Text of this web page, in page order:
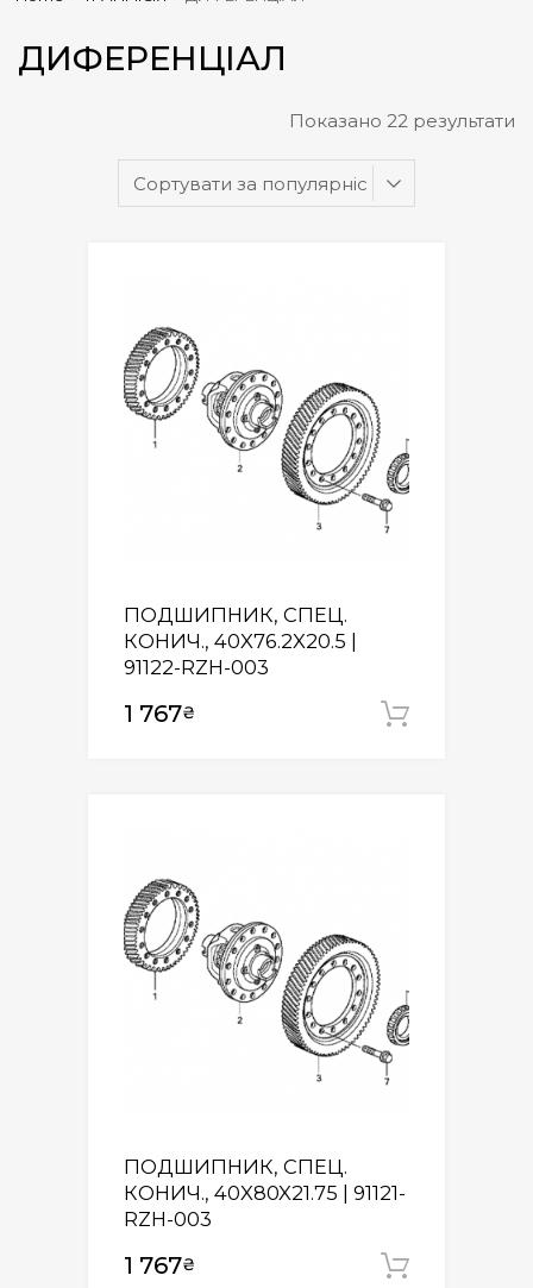
ДИФЕРЕНЦІАЛ
Показано 22 результати
ПОДШИПНИК, СПЕЦ.
КОНИЧ., 40X76.2X20.5 |
91122-RZH-003
1 767₴
ПОДШИПНИК, СПЕЦ.
КОНИЧ., 40X80X21.75 | 91121-
RZH-003
1 767₴